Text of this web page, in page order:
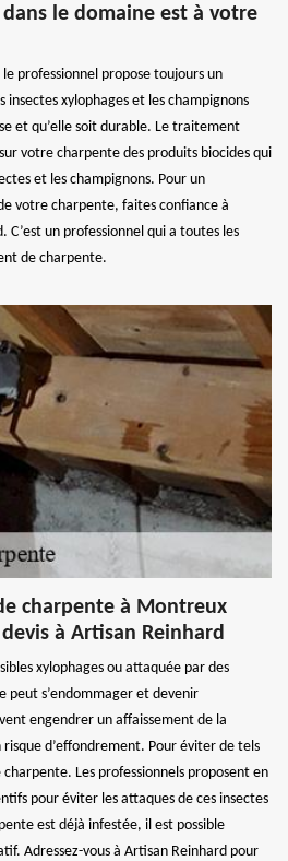
le domaine est à votre
professionnel propose toujours un
xylophages et les champignons
et qu’elle soit durable. Le traitement
votre charpente des produits biocides qui
et les champignons. Pour un
votre charpente, faites confiance à
C’est un professionnel qui a toutes les
de charpente.
charpente à Montreux
à Artisan Reinhard
xylophages ou attaquée par des
peut s’endommager et devenir
engendrer un affaissement de la
d’effondrement. Pour éviter de tels
Les professionnels proposent en
pour éviter les attaques de ces insectes
est déjà infestée, il est possible
Adressez-vous à Artisan Reinhard pour